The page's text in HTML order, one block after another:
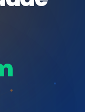
em ISO 27001,
9001, ISO